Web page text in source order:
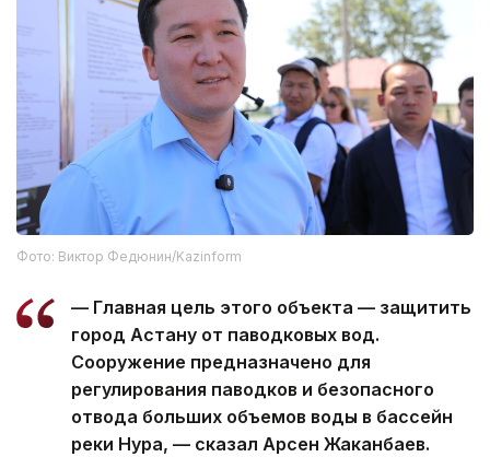
Фото: Виктор Федюнин/Kazinform
— Главная цель этого объекта — защитить
город Астану от паводковых вод.
Сооружение предназначено для
регулирования паводков и безопасного
отвода больших объемов воды в бассейн
реки Нура, — сказал Арсен Жаканбаев.